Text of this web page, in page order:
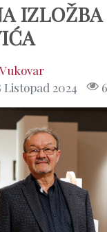
IZLOŽBA
2024